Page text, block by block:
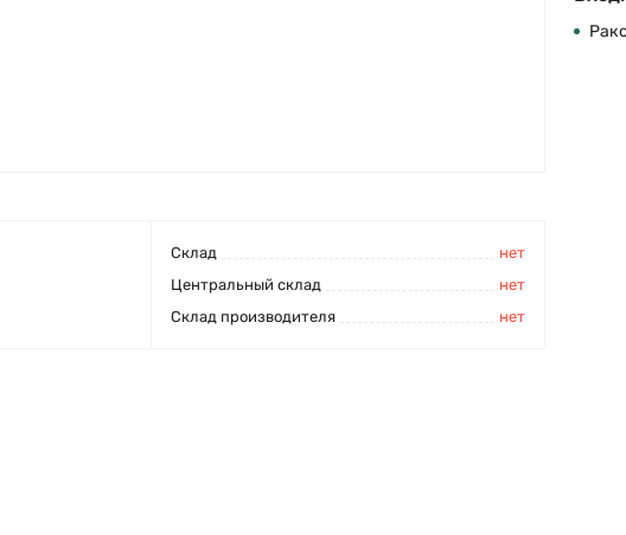
Cклад
нет
Центральный склад
нет
Склад производителя
нет